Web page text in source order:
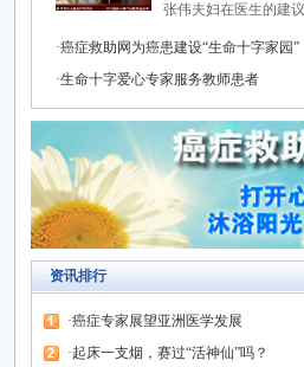
张伟夫妇在医生的建
癌症救助网为癌患建设“生命十字家园”
生命十字爱心专家服务教师患者
资讯排行
癌症专家展望亚洲医学发展
起床一支烟，赛过“活神仙”吗？